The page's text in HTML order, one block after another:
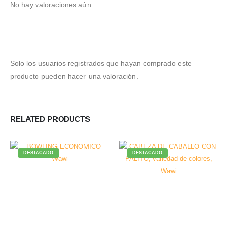
No hay valoraciones aún.
Solo los usuarios registrados que hayan comprado este
producto pueden hacer una valoración.
RELATED PRODUCTS
DESTACADO DESTACADO